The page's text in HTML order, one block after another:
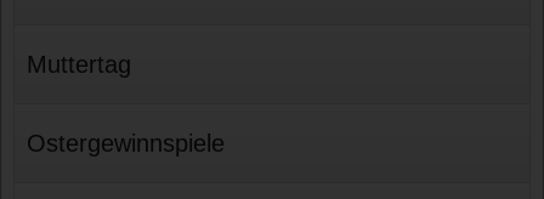
Muttertag
Ostergewinnspiele